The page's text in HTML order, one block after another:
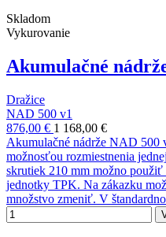
Skladom
Vykurovanie
Akumulačné
Dražice
NAD 500 v1
876,00 € 1 168,00 €
Akumulačné nádrže NAD 500
možnosťou rozmiestnenia
skrutiek 210 mm možno
jednotky TPK. Na zákazku
množstvo zmeniť. V